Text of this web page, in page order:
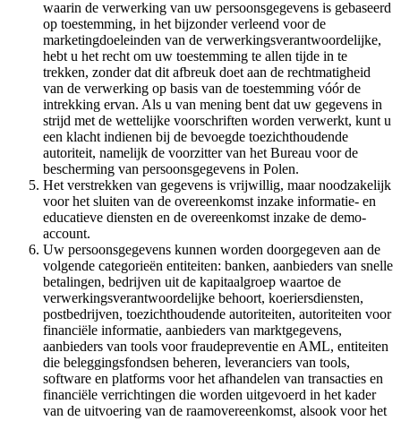
waarin de verwerking van uw persoonsgegevens is gebaseerd
op toestemming, in het bijzonder verleend voor de
marketingdoeleinden van de verwerkingsverantwoordelijke,
hebt u het recht om uw toestemming te allen tijde in te
trekken, zonder dat dit afbreuk doet aan de rechtmatigheid
van de verwerking op basis van de toestemming vóór de
intrekking ervan. Als u van mening bent dat uw gegevens in
strijd met de wettelijke voorschriften worden verwerkt, kunt u
een klacht indienen bij de bevoegde toezichthoudende
autoriteit, namelijk de voorzitter van het Bureau voor de
bescherming van persoonsgegevens in Polen.
Het verstrekken van gegevens is vrijwillig, maar noodzakelijk
voor het sluiten van de overeenkomst inzake informatie- en
educatieve diensten en de overeenkomst inzake de demo-
account.
Uw persoonsgegevens kunnen worden doorgegeven aan de
volgende categorieën entiteiten: banken, aanbieders van snelle
betalingen, bedrijven uit de kapitaalgroep waartoe de
verwerkingsverantwoordelijke behoort, koeriersdiensten,
postbedrijven, toezichthoudende autoriteiten, autoriteiten voor
financiële informatie, aanbieders van marktgegevens,
aanbieders van tools voor fraudepreventie en AML, entiteiten
die beleggingsfondsen beheren, leveranciers van tools,
software en platforms voor het afhandelen van transacties en
financiële verrichtingen die worden uitgevoerd in het kader
van de uitvoering van de raamovereenkomst, alsook voor het